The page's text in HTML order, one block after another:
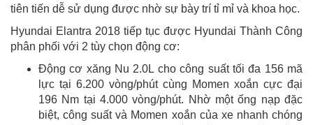
tiên tiến dễ sử dụng được nhờ sự bày trí tỉ mỉ và khoa học.
Hyundai Elantra 2018 tiếp tục được Hyundai Thành Công
phân phối với 2 tùy chọn động cơ:
Động cơ xăng Nu 2.0L cho công suất tối đa 156 mã
lực tại 6.200 vòng/phút cùng Momen xoắn cực đại
196 Nm tại 4.000 vòng/phút. Nhờ một ống nạp đặc
biệt, công suất và Momen xoắn của xe nhanh chóng